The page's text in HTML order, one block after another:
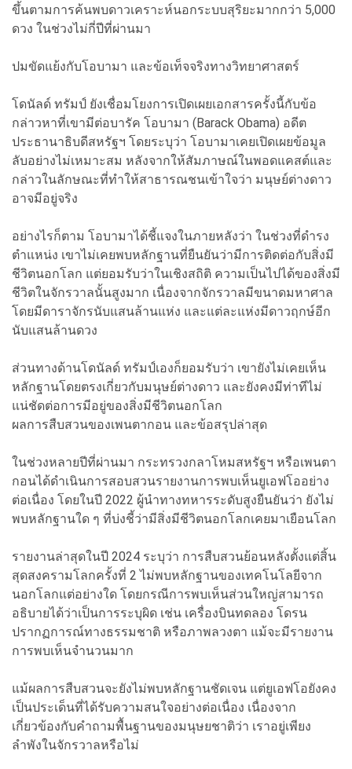
ขึ้นตามการค้นพบดาวเคราะห์นอกระบบสุริยะมากกว่า 5,000
ดวง ในช่วงไม่กี่ปีที่ผ่านมา
ปมขัดแย้งกับโอบามา และข้อเท็จจริงทางวิทยาศาสตร์
โดนัลด์ ทรัมป์ ยังเชื่อมโยงการเปิดเผยเอกสารครั้งนี้กับข้อ
กล่าวหาที่เขามีต่อบารัค โอบามา (Barack Obama) อดีต
ประธานาธิบดีสหรัฐฯ โดยระบุว่า โอบามาเคยเปิดเผยข้อมูล
ลับอย่างไม่เหมาะสม หลังจากให้สัมภาษณ์ในพอดแคสต์และ
กล่าวในลักษณะที่ทำให้สาธารณชนเข้าใจว่า มนุษย์ต่างดาว
อาจมีอยู่จริง
อย่างไรก็ตาม โอบามาได้ชี้แจงในภายหลังว่า ในช่วงที่ดำรง
ตำแหน่ง เขาไม่เคยพบหลักฐานที่ยืนยันว่ามีการติดต่อกับสิ่งมี
ชีวิตนอกโลก แต่ยอมรับว่าในเชิงสถิติ ความเป็นไปได้ของสิ่งมี
ชีวิตในจักรวาลนั้นสูงมาก เนื่องจากจักรวาลมีขนาดมหาศาล
โดยมีดาราจักรนับแสนล้านแห่ง และแต่ละแห่งมีดาวฤกษ์อีก
นับแสนล้านดวง
ส่วนทางด้านโดนัลด์ ทรัมป์เองก็ยอมรับว่า เขายังไม่เคยเห็น
หลักฐานโดยตรงเกี่ยวกับมนุษย์ต่างดาว และยังคงมีท่าทีไม่
แน่ชัดต่อการมีอยู่ของสิ่งมีชีวิตนอกโลก
ผลการสืบสวนของเพนตากอน และข้อสรุปล่าสุด
ในช่วงหลายปีที่ผ่านมา กระทรวงกลาโหมสหรัฐฯ หรือเพนตา
กอนได้ดำเนินการสอบสวนรายงานการพบเห็นยูเอฟโออย่าง
ต่อเนื่อง โดยในปี 2022 ผู้นำทางทหารระดับสูงยืนยันว่า ยังไม่
พบหลักฐานใด ๆ ที่บ่งชี้ว่ามีสิ่งมีชีวิตนอกโลกเคยมาเยือนโลก
รายงานล่าสุดในปี 2024 ระบุว่า การสืบสวนย้อนหลังตั้งแต่สิ้น
สุดสงครามโลกครั้งที่ 2 ไม่พบหลักฐานของเทคโนโลยีจาก
นอกโลกแต่อย่างใด โดยกรณีการพบเห็นส่วนใหญ่สามารถ
อธิบายได้ว่าเป็นการระบุผิด เช่น เครื่องบินทดลอง โดรน
ปรากฏการณ์ทางธรรมชาติ หรือภาพลวงตา แม้จะมีรายงาน
การพบเห็นจำนวนมาก
แม้ผลการสืบสวนจะยังไม่พบหลักฐานชัดเจน แต่ยูเอฟโอยังคง
เป็นประเด็นที่ได้รับความสนใจอย่างต่อเนื่อง เนื่องจาก
เกี่ยวข้องกับคำถามพื้นฐานของมนุษยชาติว่า เราอยู่เพียง
ลำพังในจักรวาลหรือไม่